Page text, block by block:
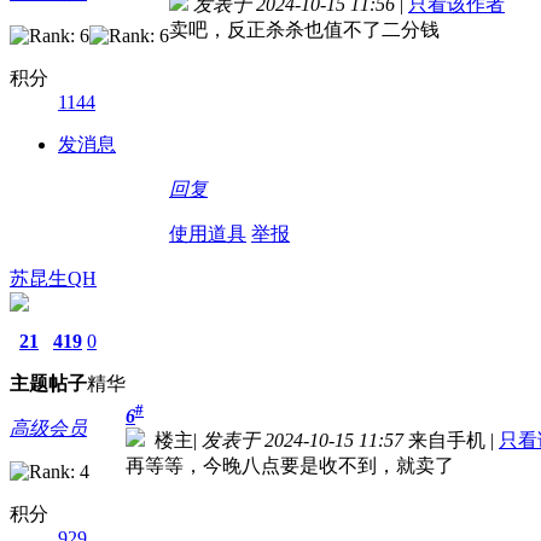
积分
1144
发消息
发表于 2024-10-15 11:56
只看该作者
卖吧，反正杀杀也值不了二分钱
回复
使用道具 举报
苏昆生QH
21
主题
419
帖子
0
精华
高级会员
积分
6#
楼主| 发表于 2024-10-15 11:57 来自手机 | 只
再等等，今晚八点要是收不到，就卖了